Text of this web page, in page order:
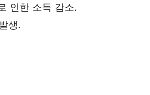
인한 소득 감소.
생.